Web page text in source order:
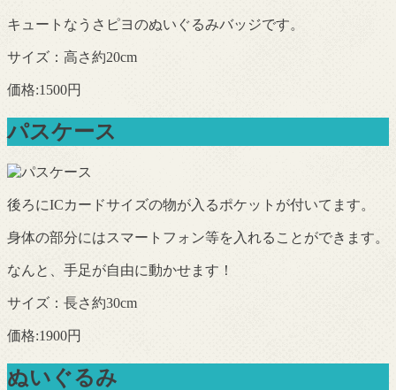
キュートなうさピヨのぬいぐるみバッジです。
サイズ：高さ約20cm
価格:1500円
パスケース
後ろにICカードサイズの物が入るポケットが付いてます。
身体の部分にはスマートフォン等を入れることができます。
なんと、手足が自由に動かせます！
サイズ：長さ約30cm
価格:1900円
ぬいぐるみ